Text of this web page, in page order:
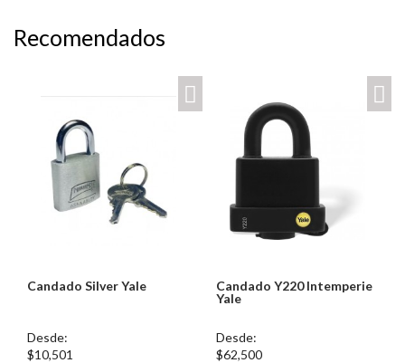
Recomendados
Candado Silver Yale
Desde:
$10,501
Candado Y220 Intemperie
Yale
Desde:
$62,500